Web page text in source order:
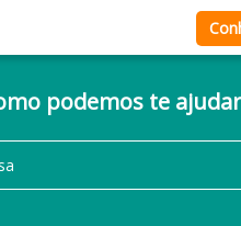
podemos te